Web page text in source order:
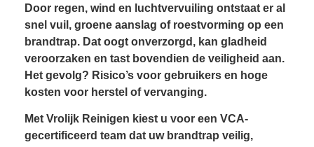
Door regen, wind en luchtvervuiling ontstaat er al
snel vuil, groene aanslag of roestvorming op een
brandtrap. Dat oogt onverzorgd, kan gladheid
veroorzaken en tast bovendien de veiligheid aan.
Het gevolg? Risico’s voor gebruikers en hoge
kosten voor herstel of vervanging.
Met Vrolijk Reinigen kiest u voor een VCA-
gecertificeerd team dat uw brandtrap veilig,